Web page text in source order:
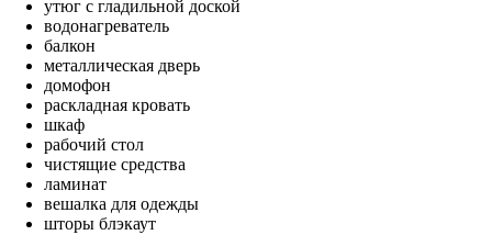
утюг с гладильной доской
водонагреватель
балкон
металлическая дверь
домофон
раскладная кровать
шкаф
рабочий стол
чистящие средства
ламинат
вешалка для одежды
шторы блэкаут